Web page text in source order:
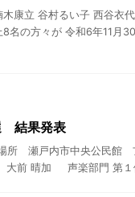
康立 谷村るい子 西谷衣
名の方々が 令和6年11月
結果発表
所 瀬戸内市中央公民館
大前 晴加 声楽部門 第